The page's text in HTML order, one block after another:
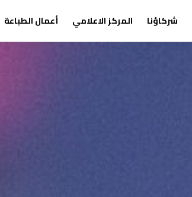
شركاؤنا المركز الاعلامي أعمال الطباعة